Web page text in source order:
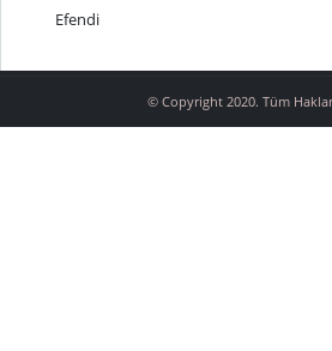
Efendi
© Copyright 2020. Tüm